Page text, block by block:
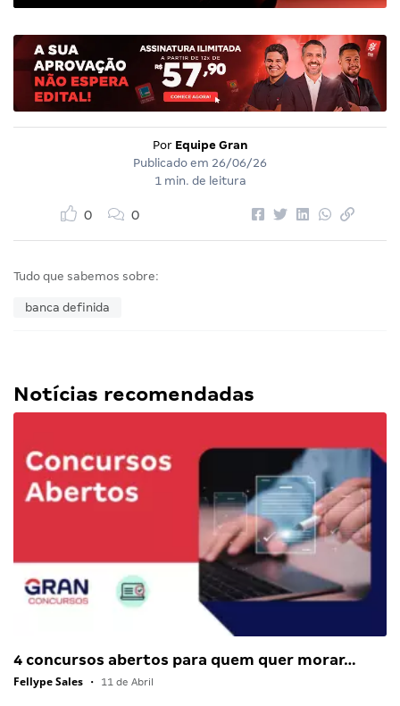
Por Equipe Gran
Publicado em 26/06/26
1 min. de leitura
0 0
Tudo que sabemos sobre:
banca definida
Notícias recomendadas
4 concursos abertos para quem quer morar…
Fellype Sales • 11 de Abril